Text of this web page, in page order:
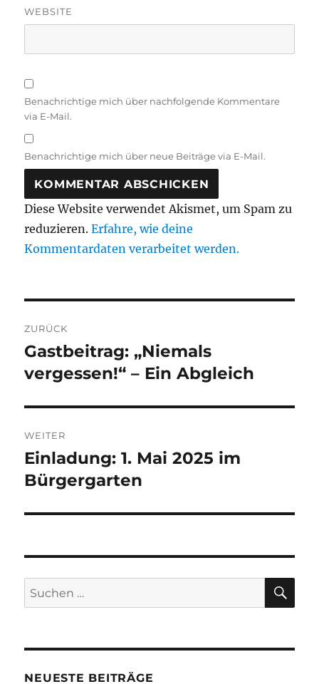
WEBSITE
Benachrichtige mich über nachfolgende Kommentare
via E-Mail.
Benachrichtige mich über neue Beiträge via E-Mail.
Diese Website verwendet Akismet, um Spam zu
reduzieren.Erfahre, wie deine
Kommentardaten verarbeitet werden.
ZURÜCK
Vorheriger
Beitrag:
Gastbeitrag: „Niemals
vergessen!“ – Ein Abgleich
WEITER
Nächster
Beitrag:
Einladung: 1. Mai 2025 im
Bürgergarten
Suchen
nach:
NEUESTE BEITRÄGE